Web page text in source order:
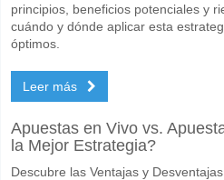
principios, beneficios potenciales y
cuándo y dónde aplicar esta
óptimos.
Leer más
Apuestas en Vivo vs.
la Mejor Estrategia?
Descubre las Ventajas y